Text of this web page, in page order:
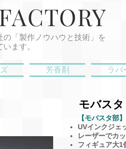
「製作ノウハウと技術」を
ます。
芳香剤 ラバ
モバス
【モバスタ部】
UVインクジェ
レーザーでカ
フィギュア大1